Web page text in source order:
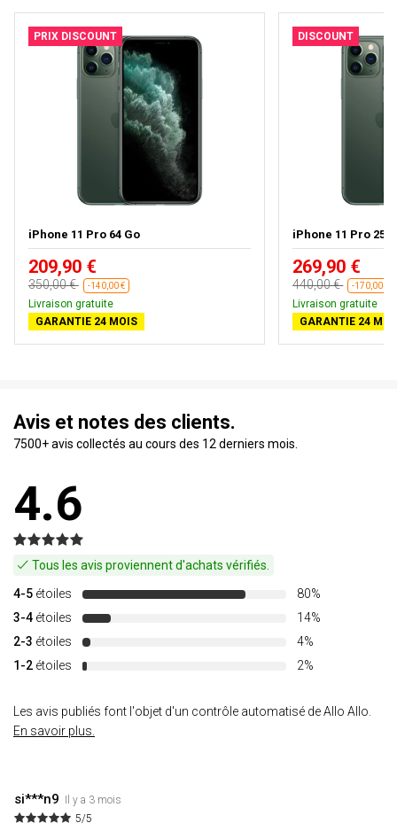
PRIX DISCOUNT
iPhone 11 Pro 64 Go
209,90 €
350,00 € -140,00 €
Livraison gratuite
GARANTIE 24 MOIS
DISCOUNT
iPhone 11 Pro 256
269,90 €
440,00 € -170,00 €
Livraison gratuite
GARANTIE 24
Avis et notes des clients.
7500+ avis collectés au cours des 12 derniers mois.
4.6
Tous les avis proviennent d'achats vérifiés.
4-5 étoiles
80%
3-4 étoiles
14%
2-3 étoiles
4%
1-2 étoiles 2%
Les avis publiés font l'objet d'un contrôle automatisé de Allo Allo.
En savoir plus.
si***n9
Il y a 3 mois
5/5